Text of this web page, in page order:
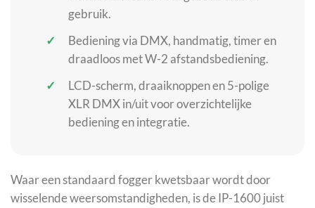
gebruik.
Bediening via DMX, handmatig, timer en
draadloos met W-2 afstandsbediening.
LCD-scherm, draaiknoppen en 5-polige
XLR DMX in/uit voor overzichtelijke
bediening en integratie.
Waar een standaard fogger kwetsbaar wordt door
wisselende weersomstandigheden, is de IP-1600 juist